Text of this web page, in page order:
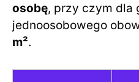
osobę, przy czym dla
jednoosobowego
m².